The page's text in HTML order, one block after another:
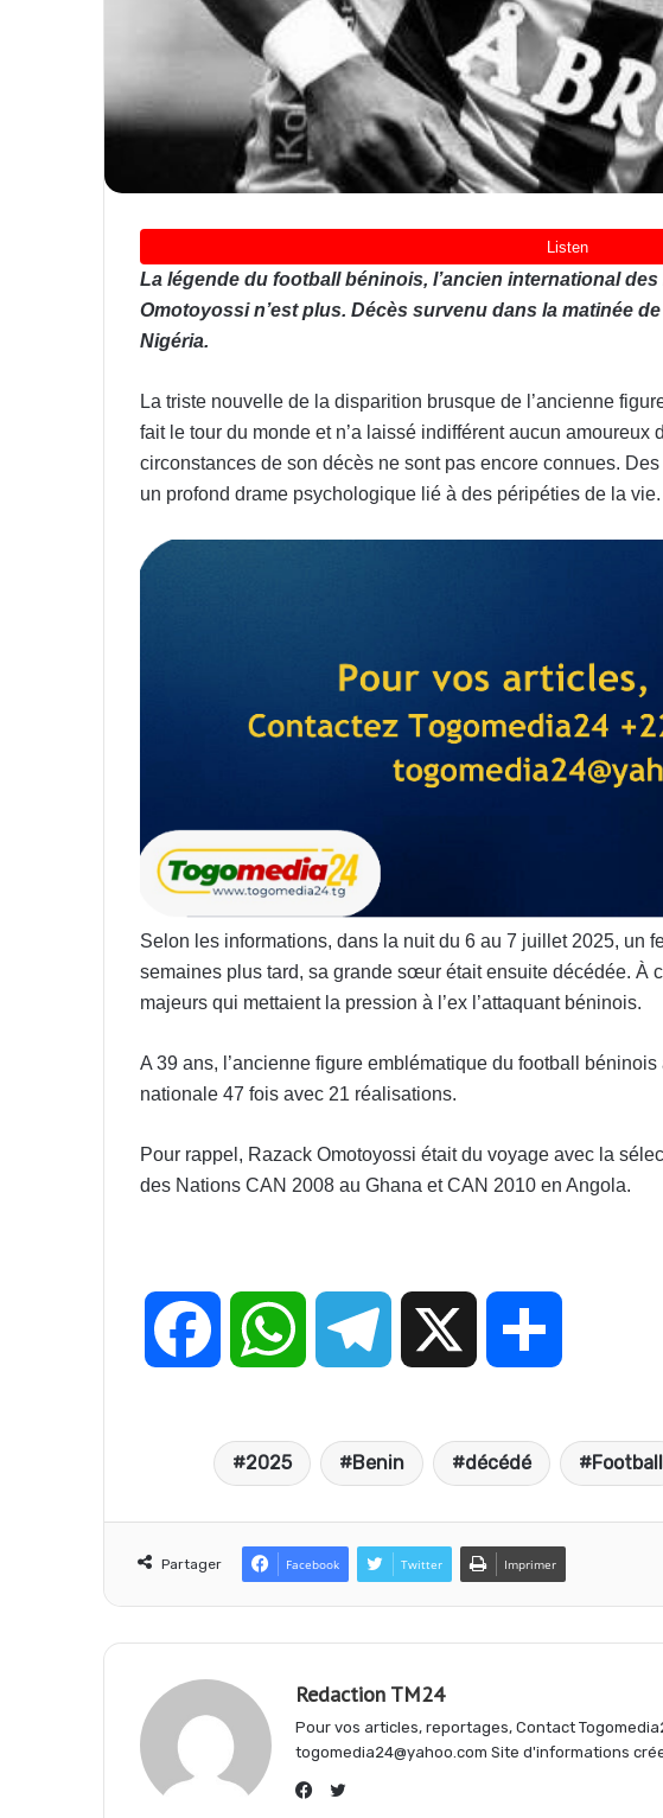
La légende du football béninois, l’ancien international
Omotoyossi n’est plus. Décès survenu dans la matinée
Nigéria.
La triste nouvelle de la disparition brusque de l’ancienne
fait le tour du monde et n’a laissé indifférent aucun amoureux
circonstances de son décès ne sont pas encore connues.
un profond drame psychologique lié à des péripéties de la vie.
Selon les informations, dans la nuit du 6 au 7 juillet 2025, un
semaines plus tard, sa grande sœur était ensuite décédée. À
majeurs qui mettaient la pression à l’ex l’attaquant béninois.
A 39 ans, l’ancienne figure emblématique du football
nationale 47 fois avec 21 réalisations.
Pour rappel, Razack Omotoyossi était du voyage avec la
des Nations CAN 2008 au Ghana et CAN 2010 en Angola.
c
o
a
t
A
p
l
e
r
r
t
2025 Benin décédé Football
Partager Facebook Twitter Imprimer
Redaction TM24
Pour vos articles, reportages, Contact
togomedia24@yahoo.com Site d'informations
Twitter